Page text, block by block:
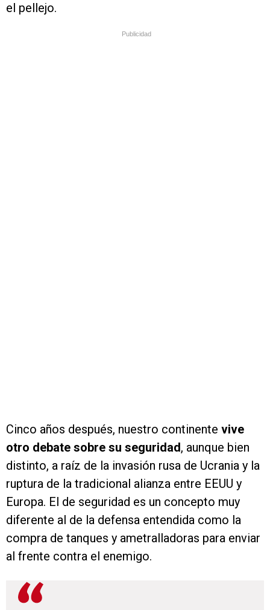
el pellejo.
Publicidad
Cinco años después, nuestro continente vive
otro debate sobre su seguridad, aunque bien
distinto, a raíz de la invasión rusa de Ucrania y la
ruptura de la tradicional alianza entre EEUU y
Europa. El de seguridad es un concepto muy
diferente al de la defensa entendida como la
compra de tanques y ametralladoras para enviar
al frente contra el enemigo.